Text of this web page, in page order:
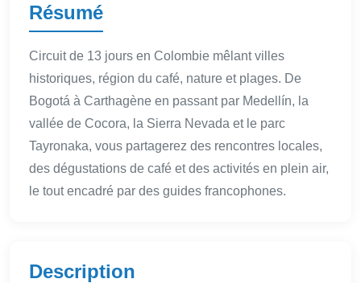
Résumé
Circuit de 13 jours en Colombie mêlant villes
historiques, région du café, nature et plages. De
Bogotá à Carthagène en passant par Medellín, la
vallée de Cocora, la Sierra Nevada et le parc
Tayronaka, vous partagerez des rencontres locales,
des dégustations de café et des activités en plein air,
le tout encadré par des guides francophones.
Description